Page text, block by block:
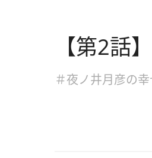
【第2話
＃夜ノ井月彦の